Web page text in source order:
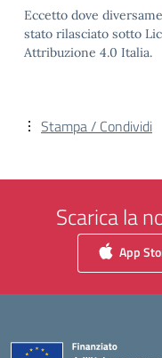
Eccetto dove
stato rilasciato sotto
Attribuzione 4.0 Italia.
Stampa / Condividi
Scarica la
App